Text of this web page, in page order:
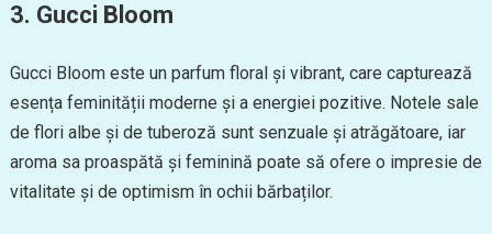
3. Gucci Bloom
Gucci Bloom este un parfum floral și vibrant, care capturează
esența feminității moderne și a energiei pozitive. Notele sale
de flori albe și de tuberoză sunt senzuale și atrăgătoare, iar
aroma sa proaspătă și feminină poate să ofere o impresie de
vitalitate și de optimism în ochii bărbaților.